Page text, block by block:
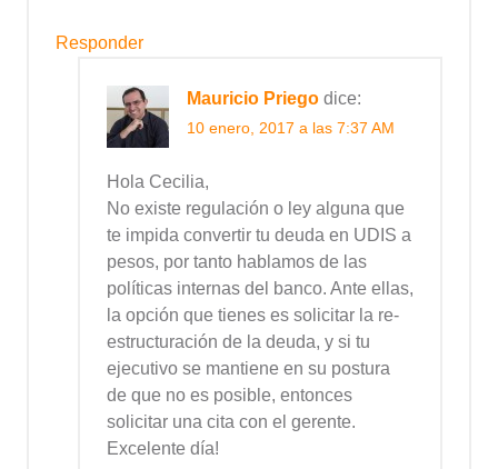
Responder
Mauricio Priego dice:
10 enero, 2017 a las 7:37 AM
Hola Cecilia,
No existe regulación o ley alguna que
te impida convertir tu deuda en UDIS a
pesos, por tanto hablamos de las
políticas internas del banco. Ante ellas,
la opción que tienes es solicitar la re-
estructuración de la deuda, y si tu
ejecutivo se mantiene en su postura
de que no es posible, entonces
solicitar una cita con el gerente.
Excelente día!